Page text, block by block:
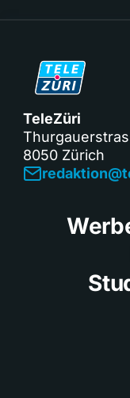
TeleZüri
8050 Zürich